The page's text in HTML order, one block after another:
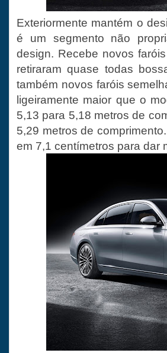
Exteriormente mantém o
é um segmento não
design. Recebe novos
retiraram quase todas
também novos faróis
ligeiramente maior que o
5,13 para 5,18 metros de
5,29 metros de
em 7,1 centímetros para dar